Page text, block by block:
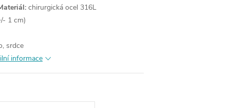
chirurgická ocel 316L
1 cm)
srdce
informace